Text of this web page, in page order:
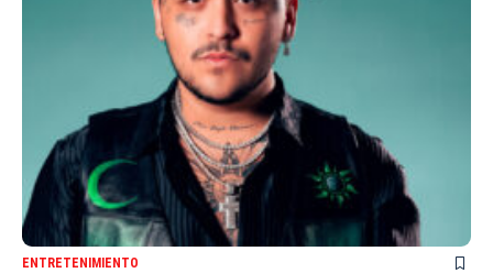
ENTRETENIMIENTO